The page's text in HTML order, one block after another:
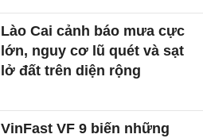
Lào Cai cảnh báo mưa cực
lớn, nguy cơ lũ quét và sạt
lở đất trên diện rộng
VinFast VF 9 biến những